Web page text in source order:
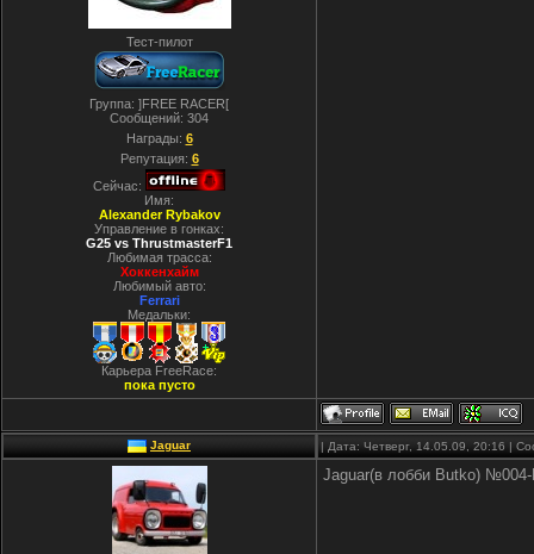
Тест-пилот
Группа: ]FREE RACER[
Сообщений: 304
Награды: 6
Репутация: 6
Сейчас:
Имя:
Alexander Rybakov
Управление в гонках:
G25 vs ThrustmasterF1
Любимая трасса:
Хоккенхайм
Любимый авто:
Ferrari
Медальки:
Карьера FreeRace:
пока пусто
Jaguar | Дата: Четверг, 14.05.09, 20:16 |
Jaguar(в лобби Butko)